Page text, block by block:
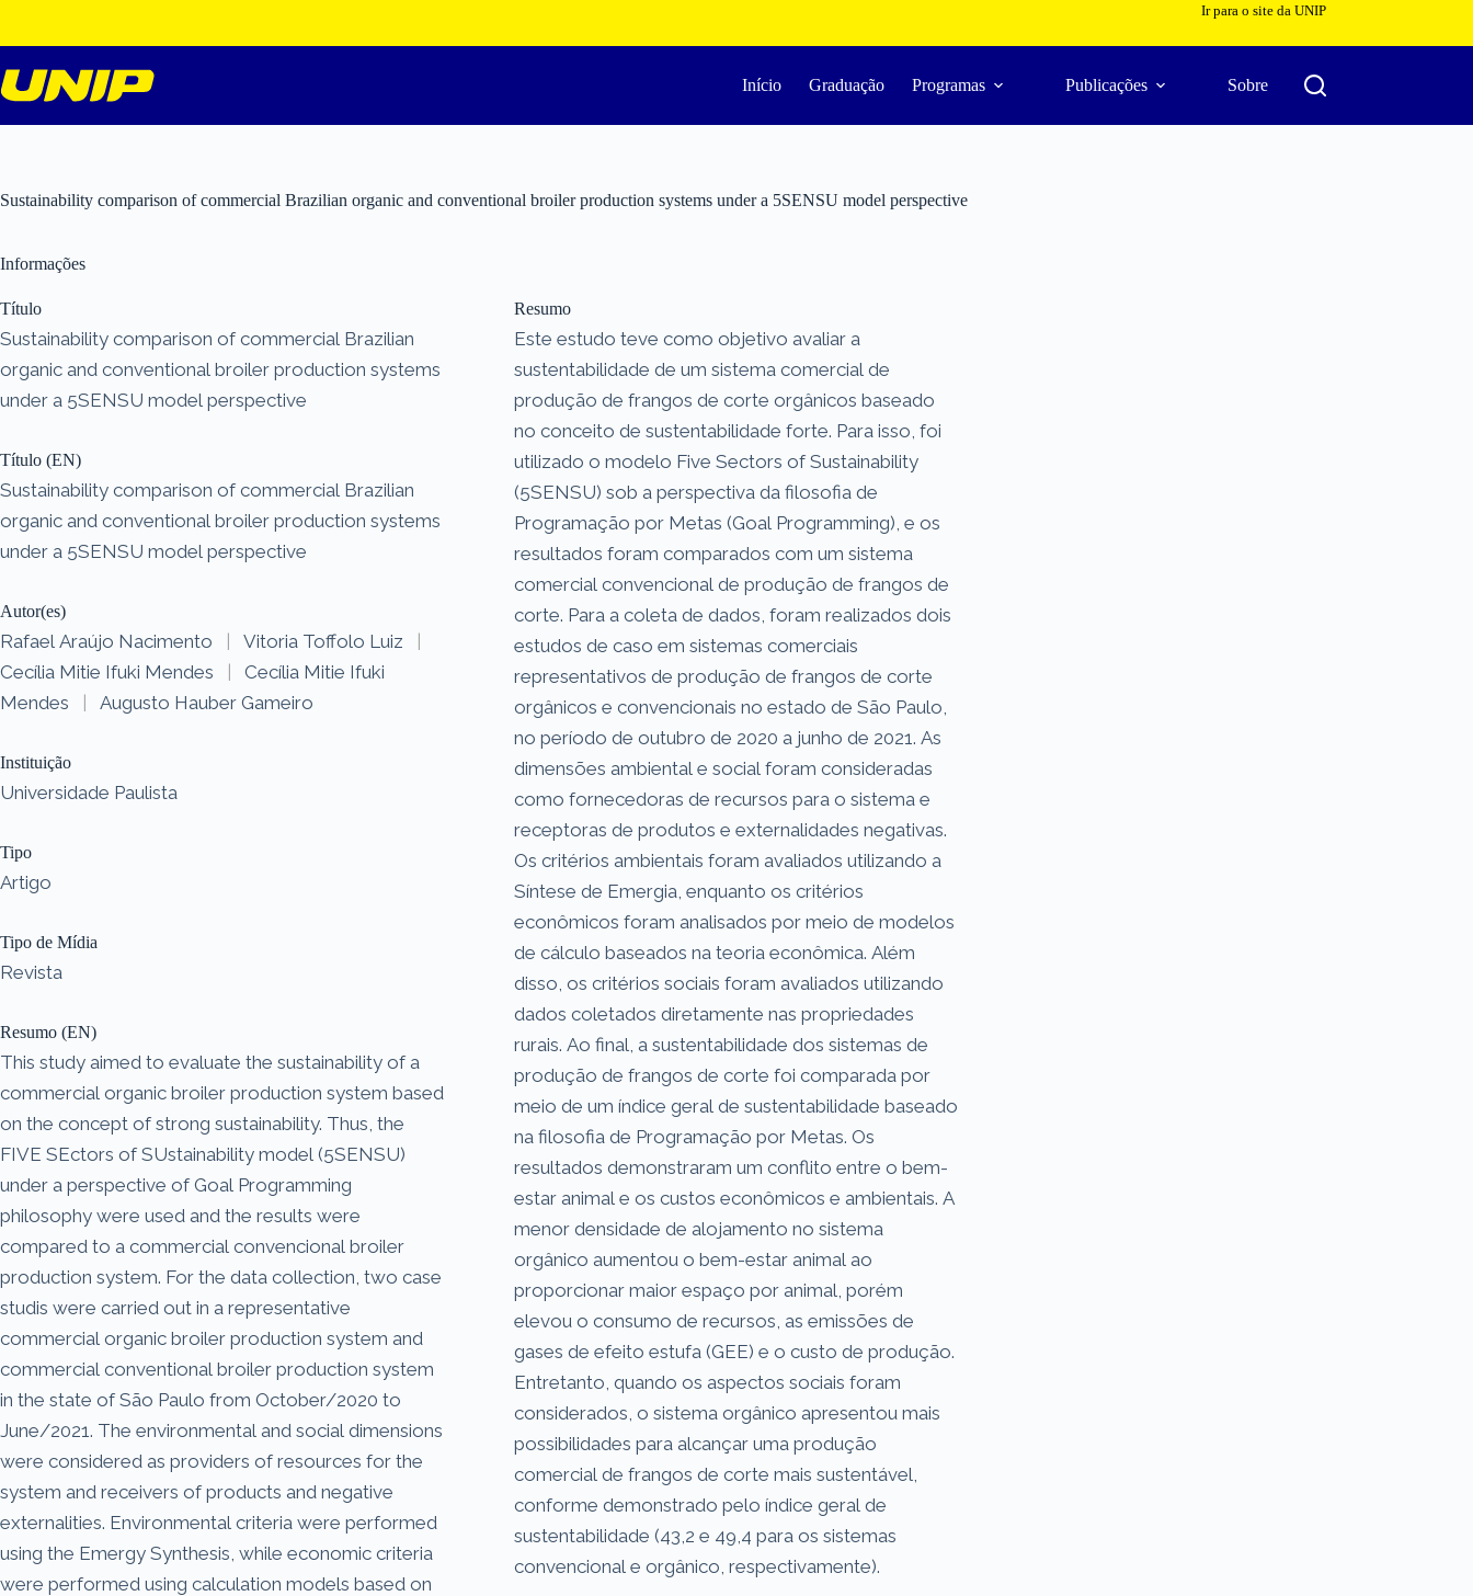
o
conteúdo
Ir para o site da UNIP
Início Graduação Programas Publicações Sobre
Sustainability comparison of commercial Brazilian organic and conventional broiler production systems under a 5SENSU model perspective
Informações
Título
Sustainability comparison of commercial Brazilian
organic and conventional broiler production systems
under a 5SENSU model perspective
Título (EN)
Sustainability comparison of commercial Brazilian
organic and conventional broiler production systems
under a 5SENSU model perspective
Autor(es)
Rafael Araújo Nacimento | Vitoria Toffolo Luiz
|
Cecília Mitie Ifuki Mendes
|
Cecília Mitie Ifuki
Mendes
| Augusto Hauber Gameiro
Instituição
Universidade Paulista
Tipo
Artigo
Tipo de Mídia
Revista
Resumo (EN)
This study aimed to evaluate the sustainability of a
commercial organic broiler production system based
on the concept of strong sustainability. Thus, the
FIVE SEctors of SUstainability model (5SENSU)
under a perspective of Goal Programming
philosophy were used and the results were
compared to a commercial convencional broiler
production system. For the data collection, two case
studis were carried out in a representative
commercial organic broiler production system and
commercial conventional broiler production system
in the state of São Paulo from October/2020 to
June/2021. The environmental and social dimensions
were considered as providers of resources for the
system and receivers of products and negative
externalities. Environmental criteria were performed
using the Emergy Synthesis, while economic criteria
were performed using calculation models based on
Resumo
Este estudo teve como objetivo avaliar a
sustentabilidade de um sistema comercial de
produção de frangos de corte orgânicos baseado
no conceito de sustentabilidade forte. Para isso, foi
utilizado o modelo Five Sectors of Sustainability
(5SENSU) sob a perspectiva da filosofia de
Programação por Metas (Goal Programming), e os
resultados foram comparados com um sistema
comercial convencional de produção de frangos de
corte. Para a coleta de dados, foram realizados dois
estudos de caso em sistemas comerciais
representativos de produção de frangos de corte
orgânicos e convencionais no estado de São Paulo,
no período de outubro de 2020 a junho de 2021. As
dimensões ambiental e social foram consideradas
como fornecedoras de recursos para o sistema e
receptoras de produtos e externalidades negativas.
Os critérios ambientais foram avaliados utilizando a
Síntese de Emergia, enquanto os critérios
econômicos foram analisados por meio de modelos
de cálculo baseados na teoria econômica. Além
disso, os critérios sociais foram avaliados utilizando
dados coletados diretamente nas propriedades
rurais. Ao final, a sustentabilidade dos sistemas de
produção de frangos de corte foi comparada por
meio de um índice geral de sustentabilidade baseado
na filosofia de Programação por Metas. Os
resultados demonstraram um conflito entre o bem-
estar animal e os custos econômicos e ambientais. A
menor densidade de alojamento no sistema
orgânico aumentou o bem-estar animal ao
proporcionar maior espaço por animal, porém
elevou o consumo de recursos, as emissões de
gases de efeito estufa (GEE) e o custo de produção.
Entretanto, quando os aspectos sociais foram
considerados, o sistema orgânico apresentou mais
possibilidades para alcançar uma produção
comercial de frangos de corte mais sustentável,
conforme demonstrado pelo índice geral de
sustentabilidade (43,2 e 49,4 para os sistemas
convencional e orgânico, respectivamente).